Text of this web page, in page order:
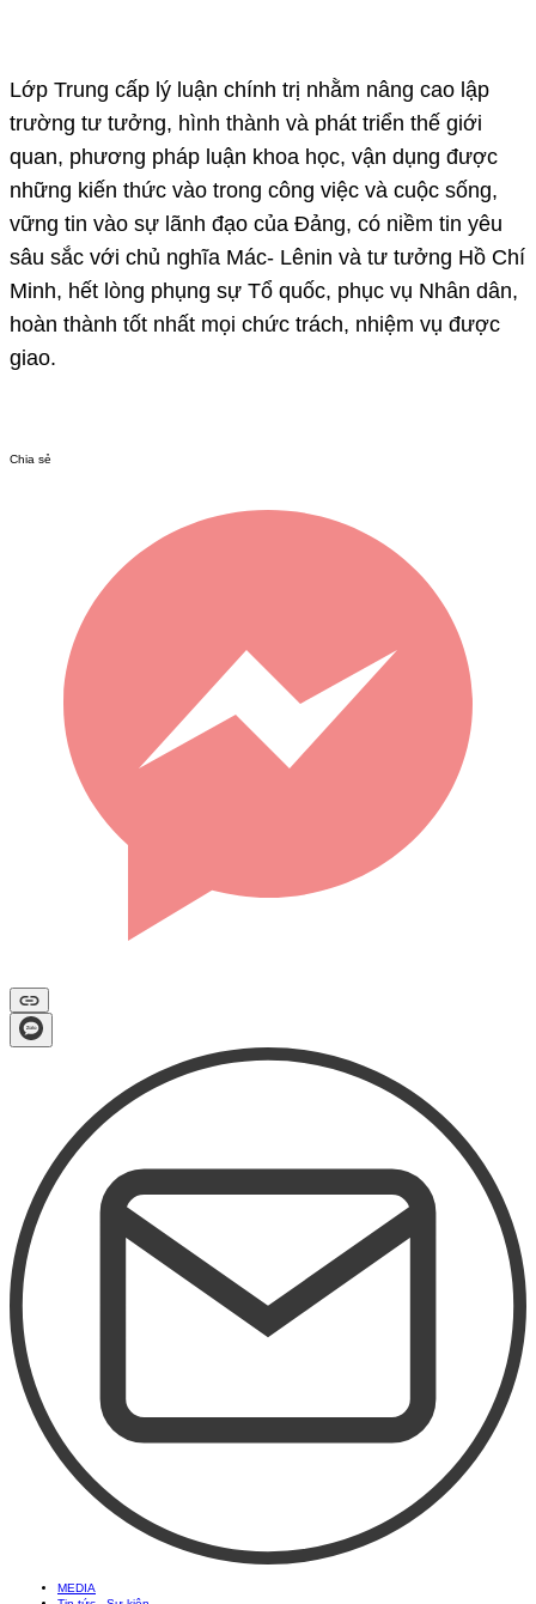
Lớp Trung cấp lý luận chính trị nhằm nâng cao lập
trường tư tưởng, hình thành và phát triển thế giới
quan, phương pháp luận khoa học, vận dụng được
những kiến thức vào trong công việc và cuộc sống,
vững tin vào sự lãnh đạo của Đảng, có niềm tin yêu
sâu sắc với chủ nghĩa Mác- Lênin và tư tưởng Hồ Chí
Minh, hết lòng phụng sự Tổ quốc, phục vụ Nhân dân,
hoàn thành tốt nhất mọi chức trách, nhiệm vụ được
giao.
Chia sẻ
MEDIA